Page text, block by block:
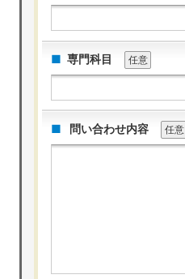
専門科目 任意
問い合わせ内容 任意